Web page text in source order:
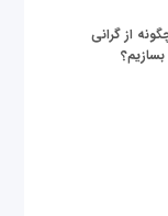
از گرانی